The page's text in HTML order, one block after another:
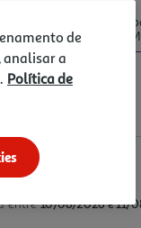
imediato exclusivo
da categoria O
Auchan Amadora
entre10/08/2026 e 11/
de
analisar a
Política de